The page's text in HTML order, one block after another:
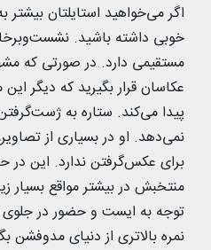
اگر می‌خواهید استایلتان
خوبی داشته باشید.
مستقیمی دارد. در صورتی که
عکاسان قرار بگیرید که دیگر
پیدا می‌کند. ستاره به
نمی‌دهد. او در بسیاری از
برای عکس‌گرفتن ندارد. این در
منتخبش در بیشتر مواقع بسیار
توجه به ایست و حضور در جلوی
نمره بالاتری از دنیای مدوفشن